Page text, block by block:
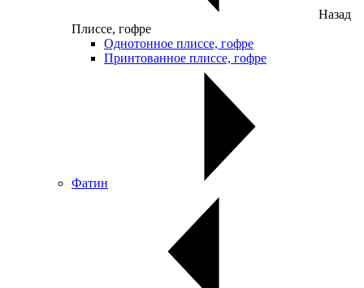
Назад
Плиссе, гофре
Однотонное плиссе, гофре
Принтованное плиссе, гофре
Фатин